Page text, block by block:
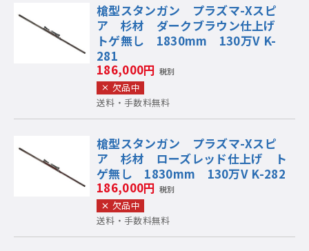
槍型スタンガン プラズマ-Xスピ
ア 杉材 ダークブラウン仕上げ
トゲ無し 1830mm 130万V K-
281
186,000円 税別
欠品中
送料・手数料無料
槍型スタンガン プラズマ-Xスピ
ア 杉材 ローズレッド仕上げ ト
ゲ無し 1830mm 130万V K-282
186,000円 税別
欠品中
送料・手数料無料